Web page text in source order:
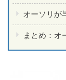
オーソリが
まとめ：オ